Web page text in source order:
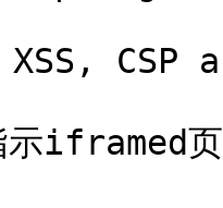
CSP
示iframed